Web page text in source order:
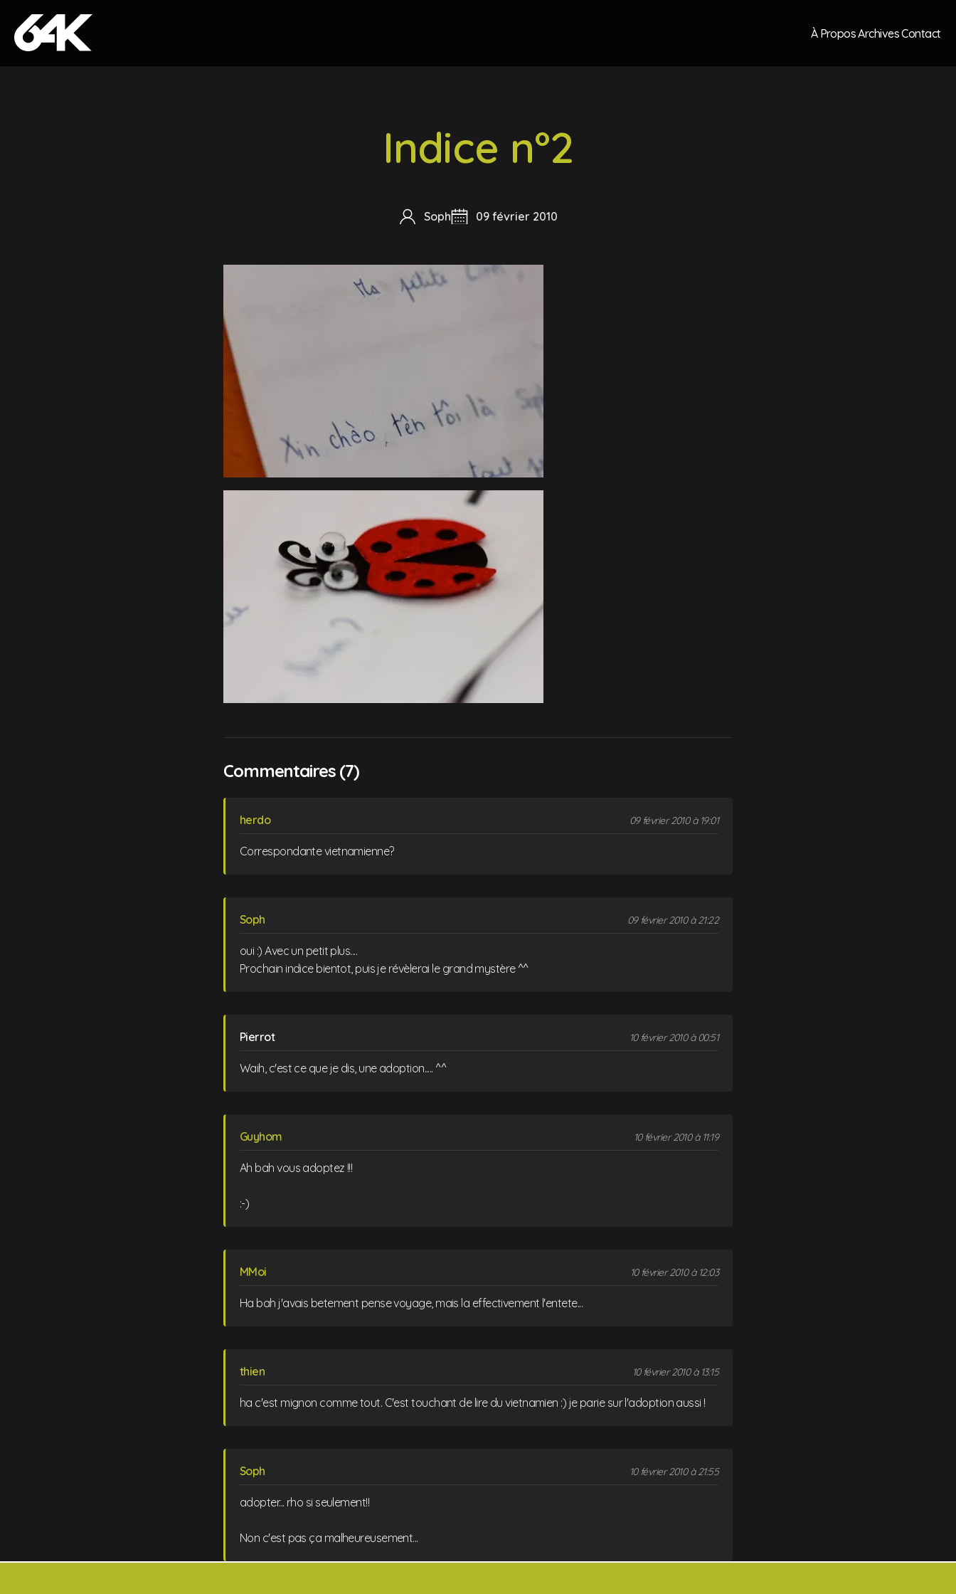
Skip to content
À ProposArchivesContact
Indice n°2
Soph 09 février 2010
Commentaires (7)
herdo 09 février 2010 à 19:01
Correspondante vietnamienne?
Soph 09 février 2010 à 21:22
oui :) Avec un petit plus....
Prochain indice bientot, puis je révèlerai le grand mystère ^^
Pierrot 10 février 2010 à 00:51
Waih, c'est ce que je dis, une adoption..... ^^
Guyhom 10 février 2010 à 11:19
Ah bah vous adoptez !!!
:-)
MMoi 10 février 2010 à 12:03
Ha bah j'avais betement pense voyage, mais la effectivement l'entete...
thien 10 février 2010 à 13:15
ha c'est mignon comme tout. C'est touchant de lire du vietnamien :) je parie sur l'adoption aussi !
Soph 10 février 2010 à 21:55
adopter... rho si seulement!!
Non c'est pas ça malheureusement...